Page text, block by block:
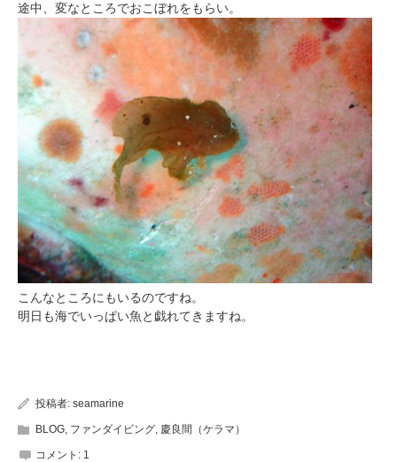
途中、変なところでおこぼれをもらい。
こんなところにもいるのですね。
明日も海でいっぱい魚と戯れてきますね。
投稿者: seamarine
BLOG, ファンダイビング, 慶良間（ケラマ）
コメント: 1